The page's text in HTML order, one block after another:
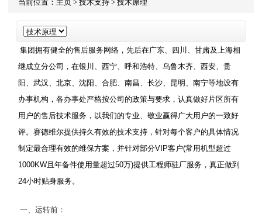
当前位置： 主页> 技术支持> 技术原理
集团拥有健全的售后服务网络，先后在广东、四川、甘肃及上海相
继成立分公司，在银川、西宁、呼和浩特、乌鲁木齐、西安、贵
阳、武汉、北京、沈阳、合肥、南昌、长沙、昆明、南宁等地设有
办事机构，各办事处严格按公司的政策与要求，认真做好片区所有
用户的售后技术服务，以我们的专业、敬业赢得广大用户的一致好
评。赛德维尔提供持久有效的技术支持，针对每个客户的具体情况
制定最合理有效的维保方案，并针对部分VIP客户(常用机型超过
1000KW且年备件使用量超过50万)提供工程师驻厂服务，真正做到
24小时贴身服务。
一、运转前：